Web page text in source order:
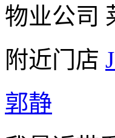
物业公司
附近门店
郭静